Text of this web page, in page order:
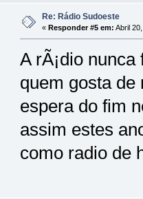
Re: Rádio Sudoeste
« Responder #5 em: Abril
A rÃ¡dio
quem gosta
espera do fim
assim estes
como radio de